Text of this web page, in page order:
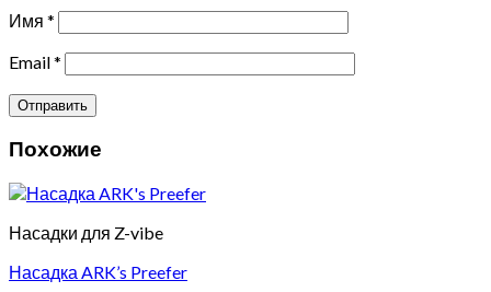
Имя *
Email*
Похожие
Насадки для Z-vibe
Насадка ARK’s Preefer